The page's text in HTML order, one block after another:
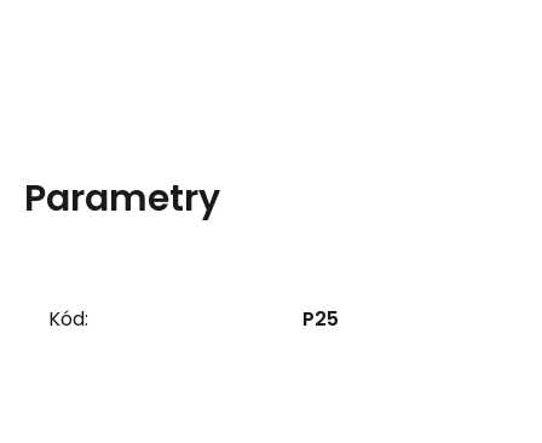
Parametry
Kód: P25